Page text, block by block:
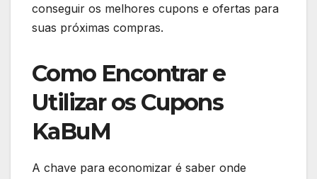
conseguir os melhores cupons e ofertas para
suas próximas compras.
Como Encontrar e
Utilizar os Cupons
KaBuM
A chave para economizar é saber onde